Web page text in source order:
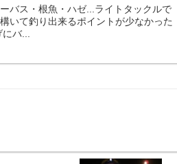
バス・根魚・ハゼ...ライトタックルで
いて釣り出来るポイントが少なかった
バ...